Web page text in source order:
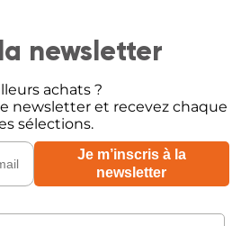
newsletter
achats ?
newsletter et recevez chaque
sélections.